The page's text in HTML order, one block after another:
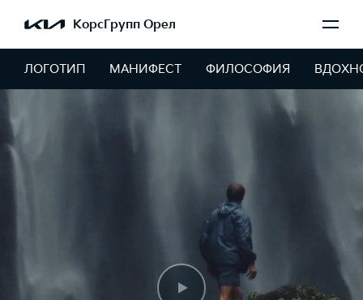
КорсГрупп Орел
ЛОГОТИП МАНИФЕСТ ФИЛОСОФИЯ